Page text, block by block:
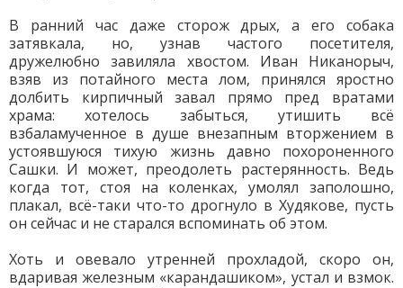
В ранний час даже сторож дрых, а его собака
затявкала, но, узнав частого посетителя,
дружелюбно завиляла хвостом. Иван Никанорыч,
взяв из потайного места лом, принялся яростно
долбить кирпичный завал прямо пред вратами
храма: хотелось забыться, утишить всё
взбаламученное в душе внезапным вторжением в
устоявшуюся тихую жизнь давно похороненного
Сашки. И может, преодолеть растерянность. Ведь
когда тот, стоя на коленках, умолял заполошно,
плакал, всё-таки что-то дрогнуло в Худякове, пусть
он сейчас и не старался вспоминать об этом.
Хоть и овевало утренней прохладой, скоро он,
вдаривая железным «карандашиком», устал и взмок.